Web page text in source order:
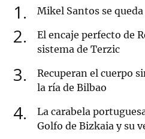
1 Mikel Santos se
2
El encaje perfecto de
sistema de Terzic
3
Recuperan el cuerpo
la ría de Bilbao
4
La carabela
Golfo de Bizkaia y su